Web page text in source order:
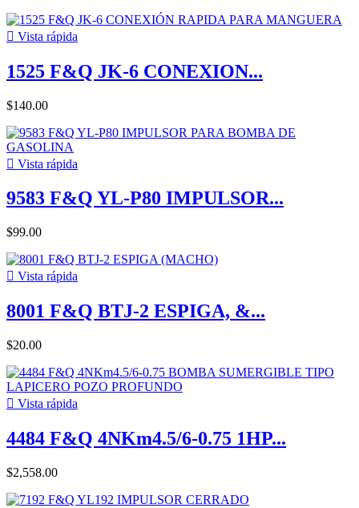
 Vista rápida
1525 F&Q JK-6 CONEXION...
$140.00
 Vista rápida
9583 F&Q YL-P80 IMPULSOR...
$99.00
 Vista rápida
8001 F&Q BTJ-2 ESPIGA, &...
$20.00
 Vista rápida
4484 F&Q 4NKm4.5/6-0.75 1HP...
$2,558.00